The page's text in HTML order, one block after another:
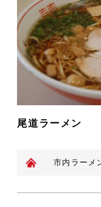
尾道ラーメン
市内ラーメ